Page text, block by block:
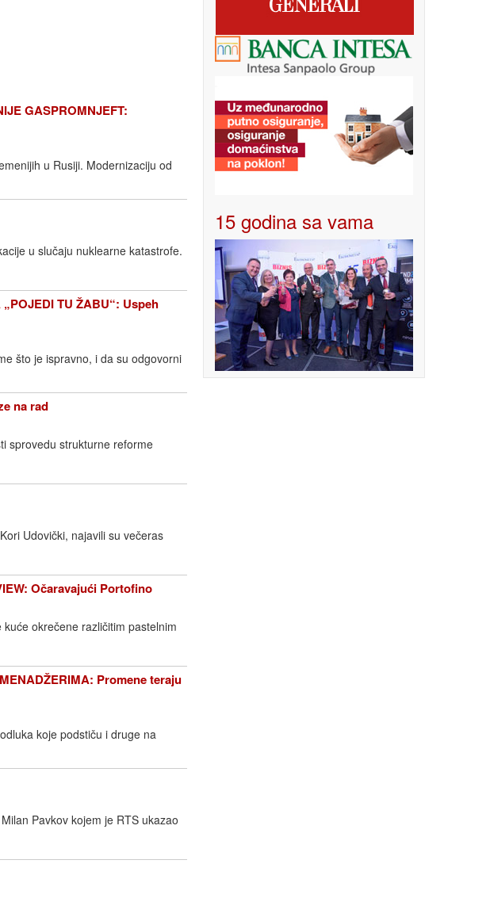
GASPROMNJEFT:
u Rusiji. Modernizaciju od
u slučaju nuklearne katastrofe.
TU ŽABU“: Uspeh
što je ispravno, i da su odgovorni
na rad
sprovedu strukturne reforme
Udovički, najavili su večeras
Očaravajući Portofino
okrečene različitim pastelnim
Promene teraju
koje podstiču i druge na
Pavkov kojem je RTS ukazao
15 godina sa vama